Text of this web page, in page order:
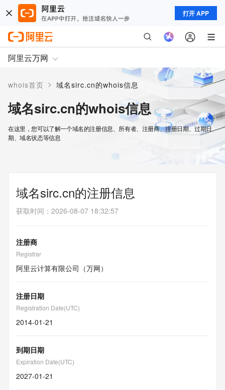
打开 APP
阿里云万网
whois首页 > 域名sirc.cn的whois信息
域名sirc.cn的whois信息
在这里，您可以了解一个域名的注册信息、所有者、注册商、注册日期、过期日
期、域名状态等信息
域名sirc.cn的注册信息
获取时间 ： 2026-08-07 18:32:57
注册商
Registrar
阿里云计算有限公司（万网）
注册日期
Registration Date(UTC)
2014-01-21
到期日期
Expiration Date(UTC)
2027-01-21